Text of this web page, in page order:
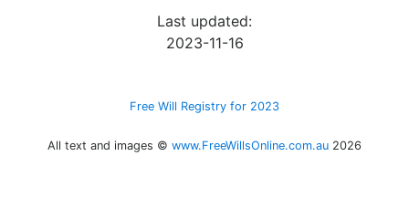
Last updated:
2023-11-16
Free Will Registry for 2023
All text and images © www.FreeWillsOnline.com.au 2026